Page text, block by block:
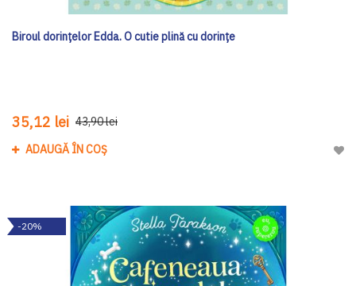
Biroul dorințelor Edda. O cutie plină cu dorințe
35,12 lei 43,90 lei
ADAUGĂ ÎN COȘ
-20%